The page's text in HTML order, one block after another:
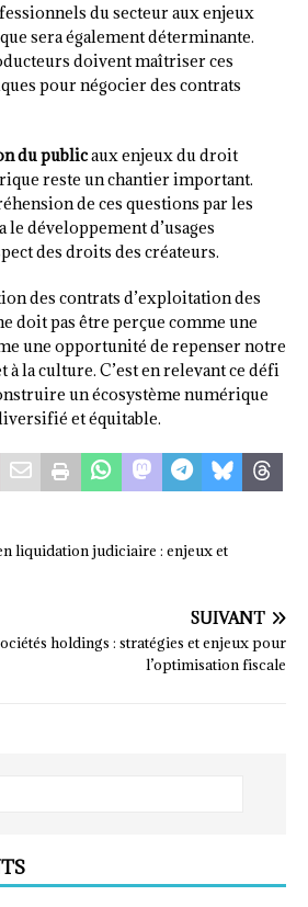
du secteur aux enjeux
sera également déterminante.
doivent maîtriser ces
pour négocier des contrats
du publicaux enjeux du droit
reste un chantier important.
de ces questions par les
développement d’usages
des droits des créateurs.
des contrats d’exploitation des
doit pas être perçue comme une
une opportunité de repenser notre
à la culture. C’est en relevant ce défi
un écosystème numérique
et équitable.
liquidation judiciaire : enjeux et
SUIVANT
holdings : stratégies et enjeux pour
l’optimisation fiscale